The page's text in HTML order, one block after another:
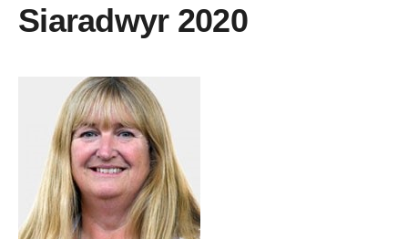
Siaradwyr 2020